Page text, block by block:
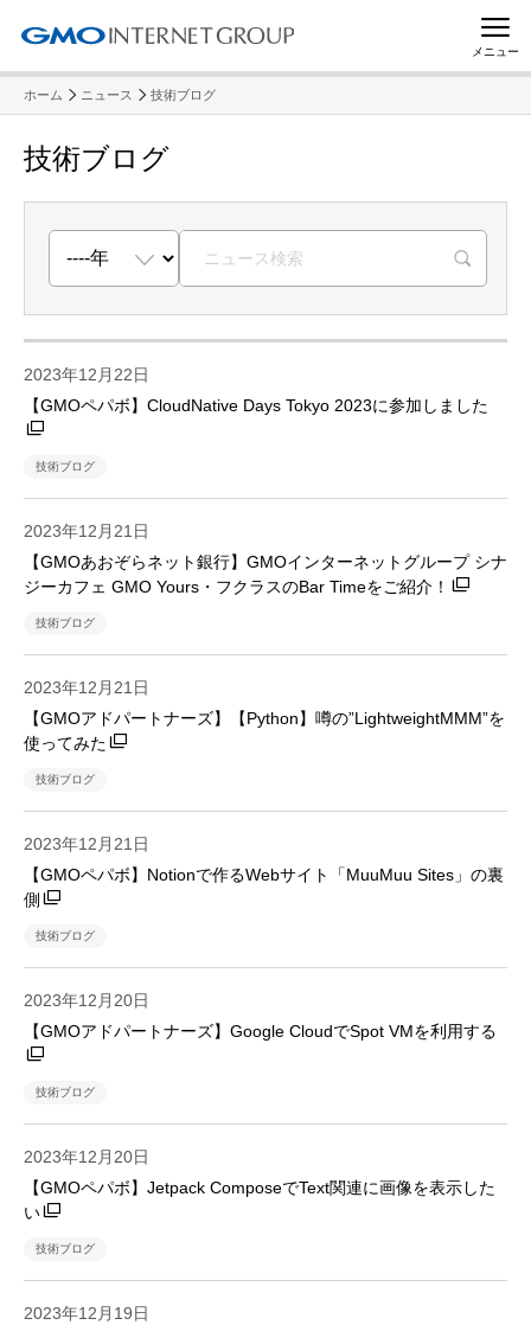
メニュー
ホーム ニュース 技術ブログ
技術ブログ
2023年12月22日
【GMOペパボ】CloudNative Days Tokyo 2023に参加しました
技術ブログ
2023年12月21日
【GMOあおぞらネット銀行】GMOインターネットグループ シナ
ジーカフェ GMO Yours・フクラスのBar Timeをご紹介！
技術ブログ
2023年12月21日
【GMOアドパートナーズ】【Python】噂の”LightweightMMM”を
使ってみた
技術ブログ
2023年12月21日
【GMOペパボ】Notionで作るWebサイト「MuuMuu Sites」の裏
側
技術ブログ
2023年12月20日
【GMOアドパートナーズ】Google CloudでSpot VMを利用する
技術ブログ
2023年12月20日
【GMOペパボ】Jetpack ComposeでText関連に画像を表示した
い
技術ブログ
2023年12月19日